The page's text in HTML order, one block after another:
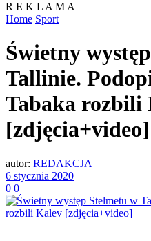
R E K L A M A
Home Sport
Świetny
Tallinie.
Tabaka rozbili
[zdjęcia+video]
autor: REDAKCJA
6 stycznia 2020
0 0